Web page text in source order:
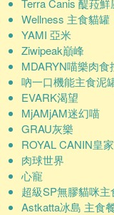
Terra Canis 醍菈鮮
Wellness 主食貓罐
YAMI 亞米
Ziwipeak巔峰
MDARYN喵樂肉食
吶一口機能主食泥
EVARK渴望
MjAMjAM迷幻喵
GRAU灰樂
ROYAL CANIN皇家
肉球世界
心寵
超級SP無膠貓咪主
Astkatta冰島 主食